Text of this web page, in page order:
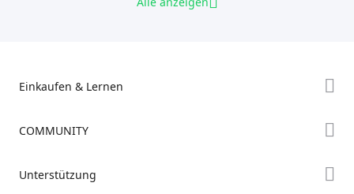
Einkaufen & Lernen
Händler finden
COMMUNITY
Unterstützung